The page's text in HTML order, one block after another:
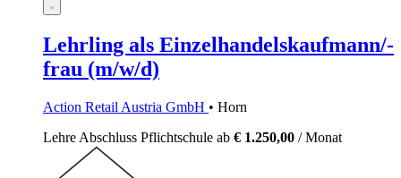
Lehrling als Einzelhandelskaufmann/-
frau (m/w/d)
Action Retail Austria GmbH • Horn
Lehre Abschluss Pflichtschule ab € 1.250,00 / Monat